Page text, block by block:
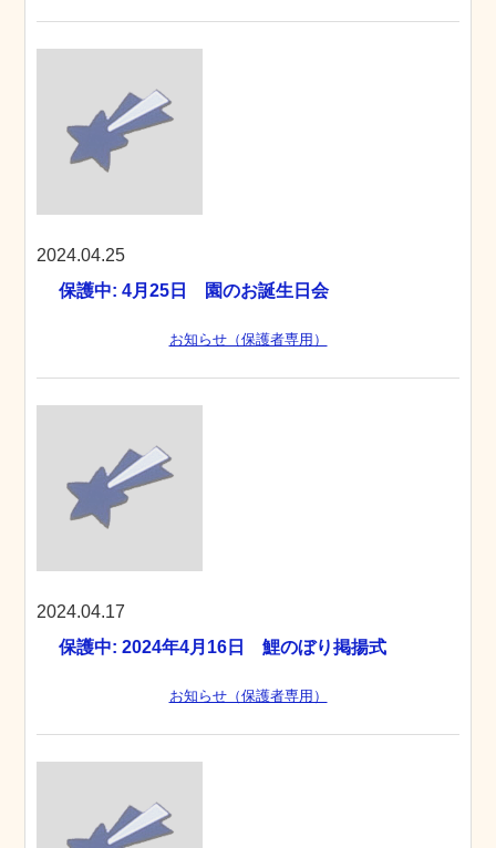
2024.04.25
保護中: 4月25日 園のお誕生日会
お知らせ（保護者専用）
2024.04.17
保護中: 2024年4月16日 鯉のぼり掲揚式
お知らせ（保護者専用）